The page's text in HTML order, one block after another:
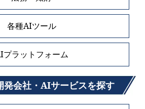
各種AIツール
プラットフォーム
発会社・AIサービスを探す